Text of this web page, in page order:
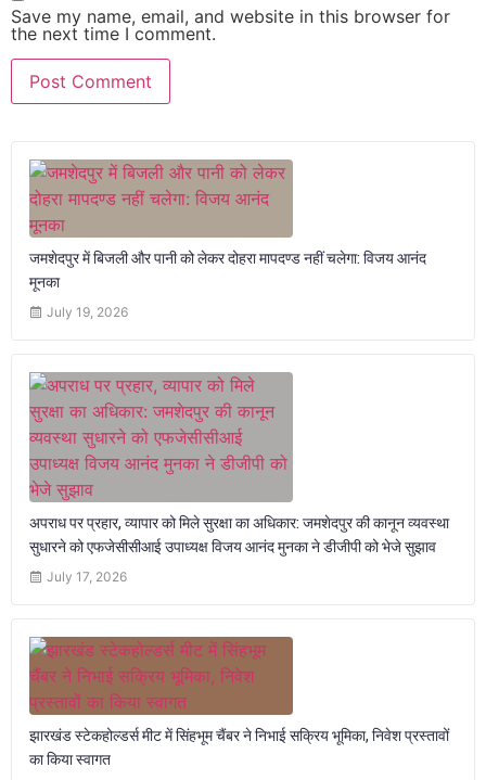
Save my name, email, and website in this browser for
the next time I comment.
जमशेदपुर में बिजली और पानी को लेकर दोहरा मापदण्ड नहीं चलेगा: विजय आनंद
मूनका
July 19, 2026
अपराध पर प्रहार, व्यापार को मिले सुरक्षा का अधिकार: जमशेदपुर की कानून व्यवस्था
सुधारने को एफजेसीसीआई उपाध्यक्ष विजय आनंद मुनका ने डीजीपी को भेजे सुझाव
July 17, 2026
झारखंड स्टेकहोल्डर्स मीट में सिंहभूम चैंबर ने निभाई सक्रिय भूमिका, निवेश प्रस्तावों
का किया स्वागत